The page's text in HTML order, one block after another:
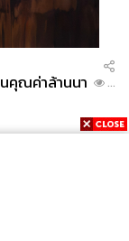
นคุณค่าล้านนา
...